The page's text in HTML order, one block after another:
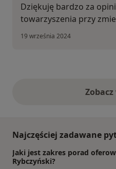
Dziękuję bardzo za
towarzyszenia przy
19 września 2024
Najczęściej zadawane
Jaki jest zakres porad
Rybczyński?